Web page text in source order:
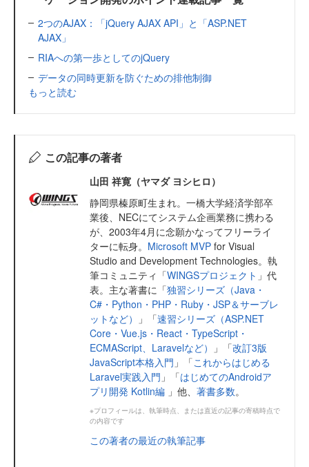
2つのAJAX：「jQuery AJAX API」と「ASP.NET
AJAX」
RIAへの第一歩としてのjQuery
データの同時更新を防ぐための排他制御
もっと読む
この記事の著者
山田 祥寛（ヤマダ ヨシヒロ）
静岡県榛原町生まれ。一橋大学経済学部卒
業後、NECにてシステム企画業務に携わる
が、2003年4月に念願かなってフリーライ
ターに転身。 Microsoft MVP for Visual
Studio and Development Technologies。執
筆コミュニティ「WINGSプロジェクト 」代
表。主な著書に「独習シリーズ（Java・
C#・Python・PHP・Ruby・JSP＆サーブレ
ットなど）
」「速習シリーズ（ASP.NET
Core・Vue.js・React・TypeScript・
ECMAScript、Laravelなど）
」「改訂3版
JavaScript本格入門 」「これからはじめる
Laravel実践入門 」「はじめてのAndroidア
プリ開発 Kotlin編 」他、 著書多数。
※プロフィールは、執筆時点、または直近の記事の寄稿時点で
の内容です
この著者の最近の執筆記事